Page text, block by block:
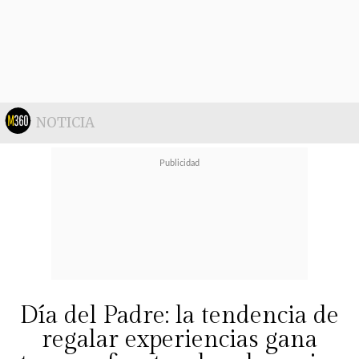
Es importante destacar que el año
2022 quien representó a nuestro
NOTICIA
Día del Padre: la tendencia de
regalar experiencias gana